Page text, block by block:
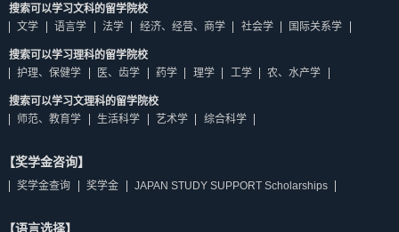
搜索可以学习文科的留学院校
文学
语言学 法学 经济、经营、商学 社会学 国际关系学
搜索可以学习理科的留学院校
护理、保健学
医、齿学 药学 理学 工学 农、水产学
搜索可以学习文理科的留学院校
师范、教育学
生活科学 艺术学 综合科学
【奖学金咨询】
奖学金查询 奖学金 JAPAN STUDY SUPPORT Scholarships
【语言选择】